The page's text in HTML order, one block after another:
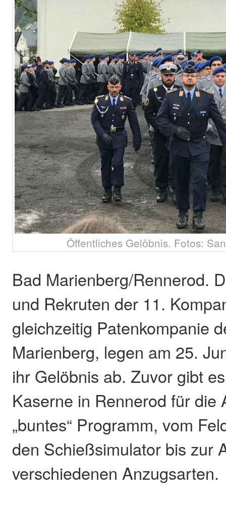
Öffentliches Gelöbnis. Fotos:
Bad Marienberg/Rennerod.
und Rekruten der 11.
gleichzeitig Patenkompanie
Marienberg, legen am 25.
ihr Gelöbnis ab. Zuvor gibt
Kaserne in Rennerod für die
„buntes“ Programm, vom
den Schießsimulator bis zur
verschiedenen Anzugsarten.